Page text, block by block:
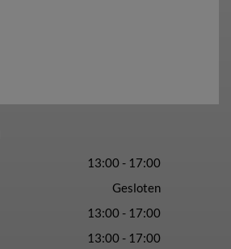
13:00 - 17:00
Gesloten
13:00 - 17:00
13:00 - 17:00